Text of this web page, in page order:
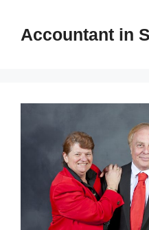
Accountant in